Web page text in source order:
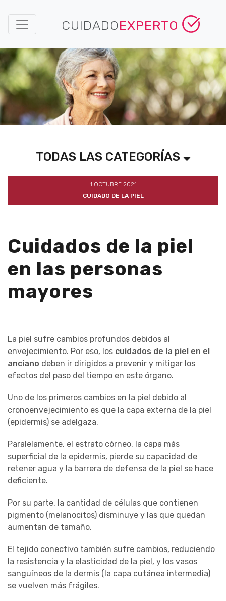
CUIDADOEXPERTO
TODAS LAS CATEGORÍAS
1 OCTUBRE 2021
CUIDADO DE LA PIEL
Cuidados de la piel
en las personas
mayores
La piel sufre cambios profundos debidos al
envejecimiento. Por eso, los cuidados de la piel en el
anciano deben ir dirigidos a prevenir y mitigar los
efectos del paso del tiempo en este órgano.
Uno de los primeros cambios en la piel debido al
cronoenvejecimiento es que la capa externa de la piel
(epidermis) se adelgaza.
Paralelamente, el estrato córneo, la capa más
superficial de la epidermis, pierde su capacidad de
retener agua y la barrera de defensa de la piel se hace
deficiente.
Por su parte, la cantidad de células que contienen
pigmento (melanocitos) disminuye y las que quedan
aumentan de tamaño.
El tejido conectivo también sufre cambios, reduciendo
la resistencia y la elasticidad de la piel, y los vasos
sanguíneos de la dermis (la capa cutánea intermedia)
se vuelven más frágiles.